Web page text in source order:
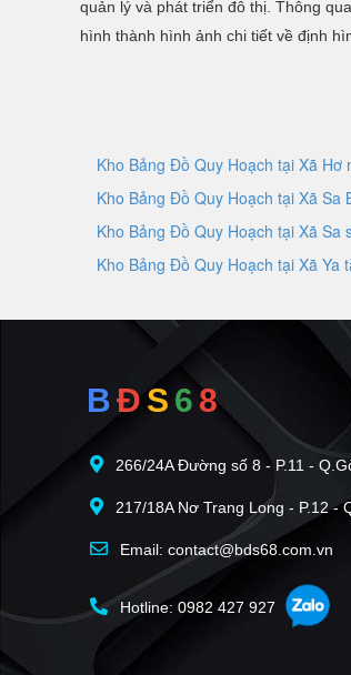
quản lý và phát triển đô thị. Thông
hình thành hình ảnh chi tiết về định
Kho Bảng Đồ Quy Hoạch tại Xã Hơ
Kho Bảng Đồ Quy Hoạch tại Xã Sa
Kho Bảng Đồ Quy Hoạch tại Xã Sa
Kho Bảng Đồ Quy Hoạch tại Xã Ya
BĐ S 6 8
266/24A Đường số 8 - P.11 -
217/18A Nơ Trang Long - P.12 -
Email: contact@bds68.com.vn
Hotline: 0982 427 927